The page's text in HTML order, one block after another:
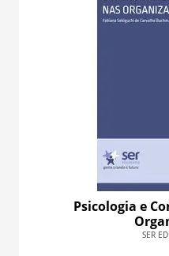
Psicologia e
SER